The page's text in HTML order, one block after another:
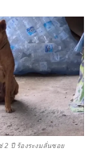
2 ปี ร้องระงมลั่นซอย